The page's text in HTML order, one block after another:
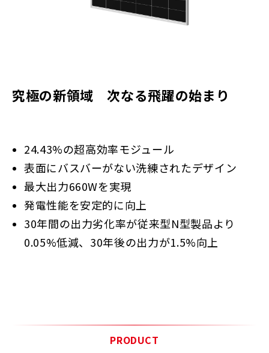
究極の新領域 次なる飛躍の始まり
24.43%の超高効率モジュール
表面にバスバーがない洗練されたデザイン
最大出力660Wを実現
発電性能を安定的に向上
30年間の出力劣化率が従来型N型製品より
0.05%低減、30年後の出力が1.5%向上
PRODUCT